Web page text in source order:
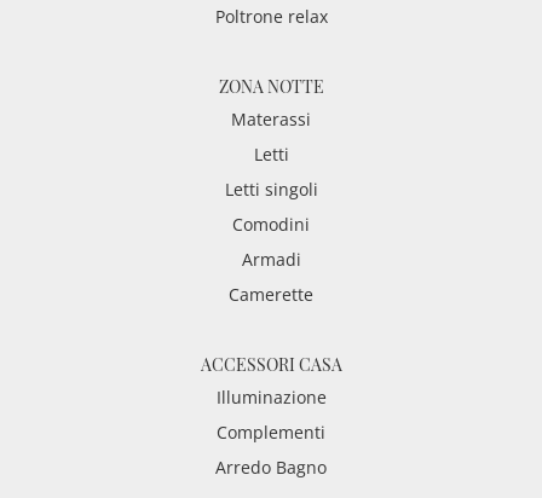
Poltrone relax
ZONA NOTTE
Materassi
Letti
Letti singoli
Comodini
Armadi
Camerette
ACCESSORI CASA
Illuminazione
Complementi
Arredo Bagno